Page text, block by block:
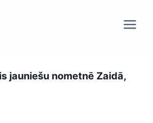
jauniešu nometnē Zaidā,